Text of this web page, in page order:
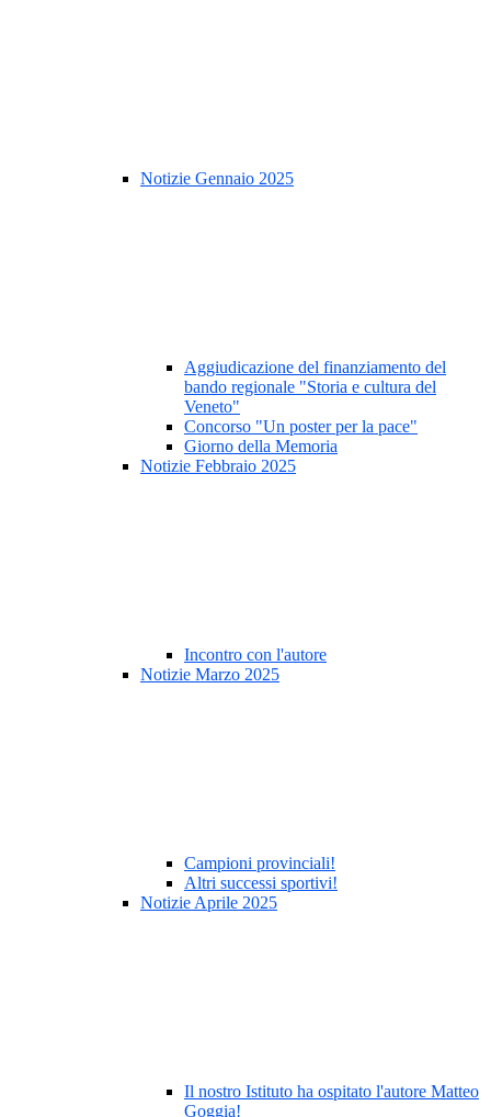
Notizie Gennaio 2025
Aggiudicazione del finanziamento del
bando regionale "Storia e cultura del
Veneto"
Concorso "Un poster per la pace"
Giorno della Memoria
Notizie Febbraio 2025
Incontro con l'autore
Notizie Marzo 2025
Campioni provinciali!
Altri successi sportivi!
Notizie Aprile 2025
Il nostro Istituto ha ospitato l'autore Matteo
Goggia!